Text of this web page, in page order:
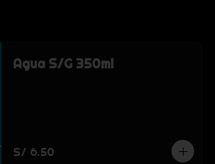
Agua S/G 350ml
S/ 6.50